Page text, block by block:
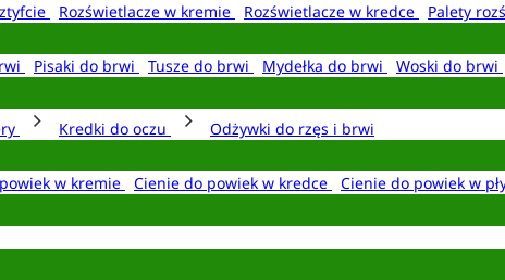
Rozświetlacze w kremie Rozświetlacze w kredce
Palety
Pisaki do brwi Tusze do brwi Mydełka do brwi Woski do brwi
Kredki do oczu
Odżywki do rzęs i brwi
w kremie Cienie do powiek w kredce Cienie do powiek w